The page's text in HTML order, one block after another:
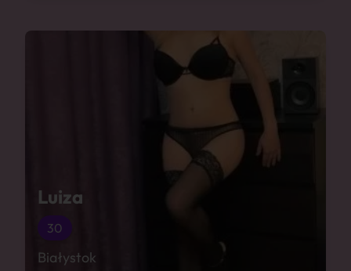
Luiza
30
Białystok